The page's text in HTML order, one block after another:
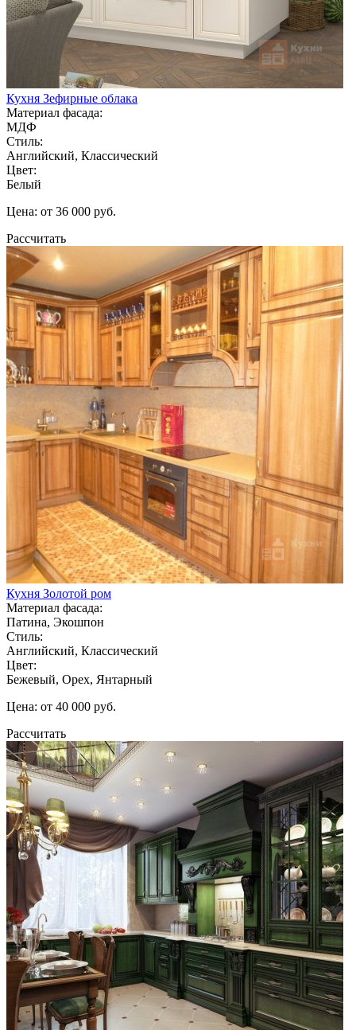
Кухня Зефирные облака
Материал фасада:
МДФ
Стиль:
Английский, Классический
Цвет:
Белый
Цена: от 36 000 руб.
Рассчитать
Кухня Золотой ром
Материал фасада:
Патина, Экошпон
Стиль:
Английский, Классический
Цвет:
Бежевый, Орех, Янтарный
Цена: от 40 000 руб.
Рассчитать